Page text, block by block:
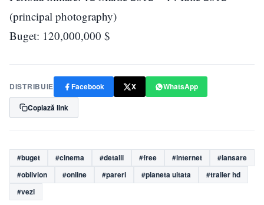
(principal photography)
Buget: 120,000,000 $
DISTRIBUIE Facebook X
WhatsApp
Copiază link
#buget #cinema #detalii #free #internet
#lansare
#oblivion
#online #pareri #planeta uitata
#trailer hd
#vezi